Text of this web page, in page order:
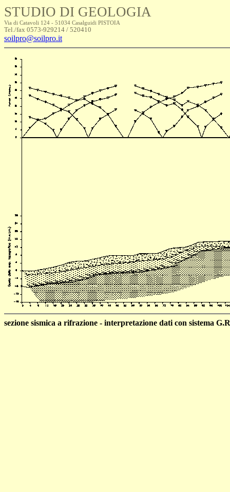
STUDIO DI GEOLOGIA
Via di Catavoli 124 - 51034 Casalguidi PISTOIA
Tel./fax 0573-929214 / 520410
soilpro@soilpro.it
sezione sismica a rifrazione - interpretazione dati con sistema